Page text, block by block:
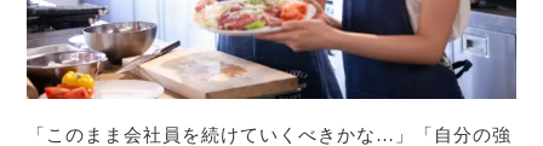
「このまま会社員を続けていくべきかな…」「自分の強